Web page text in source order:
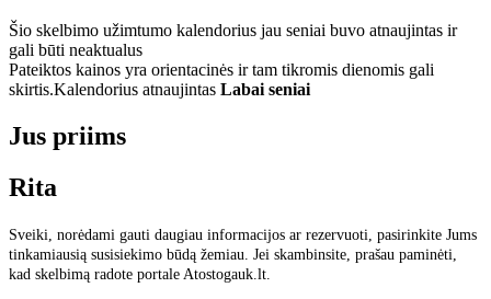
Šio skelbimo užimtumo kalendorius jau seniai buvo atnaujintas ir
gali būti neaktualus
Pateiktos kainos yra orientacinės ir tam tikromis dienomis gali
skirtis.Kalendorius atnaujintas Labai seniai
Jus priims
Rita
Sveiki, norėdami gauti daugiau informacijos ar rezervuoti, pasirinkite Jums
tinkamiausią susisiekimo būdą žemiau. Jei skambinsite, prašau paminėti,
kad skelbimą radote portale Atostogauk.lt.